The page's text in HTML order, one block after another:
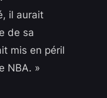
il aurait
de sa
mis en péril
NBA. »